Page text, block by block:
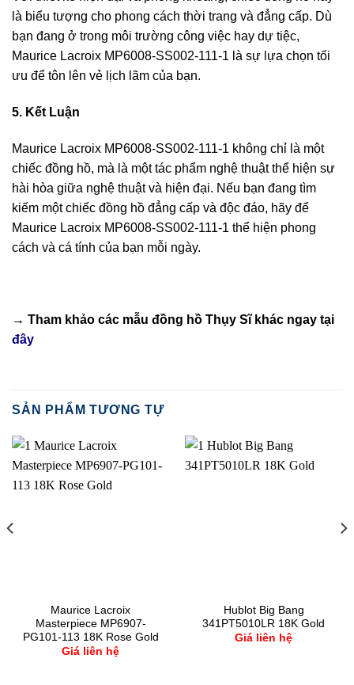
là biểu tượng cho phong cách thời trang và đẳng cấp. Dù
bạn đang ở trong môi trường công việc hay dự tiệc,
Maurice Lacroix MP6008-SS002-111-1 là sự lựa chọn tối
ưu để tôn lên vẻ lịch lãm của bạn.
5. Kết Luận
Maurice Lacroix MP6008-SS002-111-1 không chỉ là một
chiếc đồng hồ, mà là một tác phẩm nghệ thuật thể hiện sự
hài hòa giữa nghệ thuật và hiện đại. Nếu bạn đang tìm
kiếm một chiếc đồng hồ đẳng cấp và độc đáo, hãy để
Maurice Lacroix MP6008-SS002-111-1 thể hiện phong
cách và cá tính của bạn mỗi ngày.
→ Tham khảo các mẫu đồng hồ Thụy Sĩkhác ngay tại
đây
SẢN PHẨM TƯƠNG TỰ
Maurice Lacroix
Masterpiece MP6907-
PG101-113 18K Rose Gold
Giá liên hệ
Hublot Big Bang
341PT5010LR 18K Gold
Giá liên hệ